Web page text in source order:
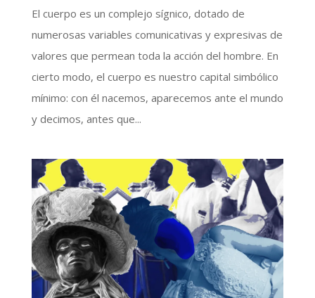
El cuerpo es un complejo sígnico, dotado de
numerosas variables comunicativas y expresivas de
valores que permean toda la acción del hombre. En
cierto modo, el cuerpo es nuestro capital simbólico
mínimo: con él nacemos, aparecemos ante el mundo
y decimos, antes que...